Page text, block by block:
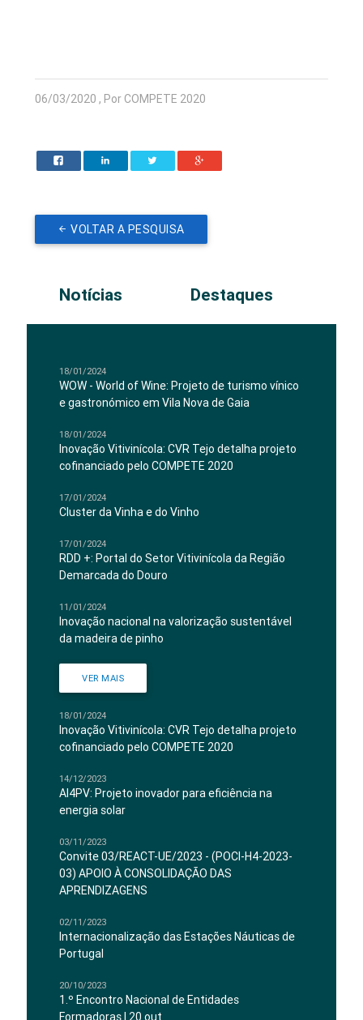
06/03/2020 , Por COMPETE 2020
VOLTAR A PESQUISA
Notícias Destaques
18/01/2024
WOW - World of Wine: Projeto de turismo vínico
e gastronómico em Vila Nova de Gaia
18/01/2024
Inovação Vitivinícola: CVR Tejo detalha projeto
cofinanciado pelo COMPETE 2020
17/01/2024
Cluster da Vinha e do Vinho
17/01/2024
RDD +: Portal do Setor Vitivinícola da Região
Demarcada do Douro
11/01/2024
Inovação nacional na valorização sustentável
da madeira de pinho
VER MAIS
18/01/2024
Inovação Vitivinícola: CVR Tejo detalha projeto
cofinanciado pelo COMPETE 2020
14/12/2023
AI4PV: Projeto inovador para eficiência na
energia solar
03/11/2023
Convite 03/REACT-UE/2023 - (POCI-H4-2023-
03) APOIO À CONSOLIDAÇÃO DAS
APRENDIZAGENS
02/11/2023
Internacionalização das Estações Náuticas de
Portugal
20/10/2023
1.º Encontro Nacional de Entidades